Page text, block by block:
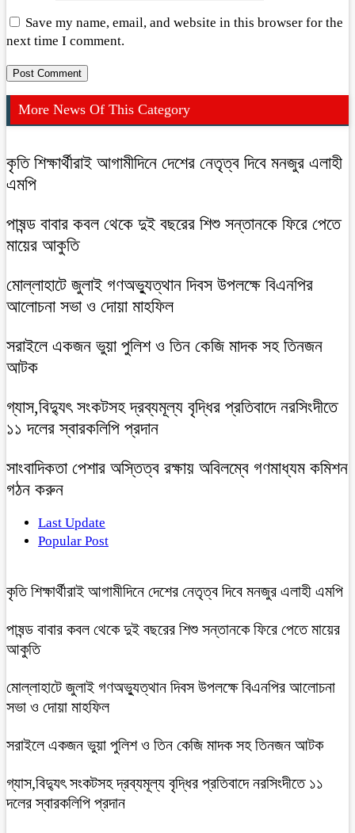
Save my name, email, and website in this browser for the
next time I comment.
More News Of This Category
কৃতি শিক্ষার্থীরাই আগামীদিনে দেশের নেতৃত্ব দিবে মনজুর এলাহী
এমপি
পাষন্ড বাবার কবল থেকে দুই বছরের শিশু সন্তানকে ফিরে পেতে
মায়ের আকুতি
মোল্লাহাটে জুলাই গণঅভ্যুত্থান দিবস উপলক্ষে বিএনপির
আলোচনা সভা ও দোয়া মাহফিল
সরাইলে একজন ভুয়া পুলিশ ও তিন কেজি মাদক সহ তিনজন
আটক
গ্যাস,বিদ্যুৎ সংকটসহ দ্রব্যমূল্য বৃদ্ধির প্রতিবাদে নরসিংদীতে
১১ দলের স্বারকলিপি প্রদান
সাংবাদিকতা পেশার অস্তিত্ব রক্ষায় অবিলম্বে গণমাধ্যম কমিশন
গঠন করুন
Last Update
Popular Post
কৃতি শিক্ষার্থীরাই আগামীদিনে দেশের নেতৃত্ব দিবে মনজুর এলাহী এমপি
পাষন্ড বাবার কবল থেকে দুই বছরের শিশু সন্তানকে ফিরে পেতে মায়ের
আকুতি
মোল্লাহাটে জুলাই গণঅভ্যুত্থান দিবস উপলক্ষে বিএনপির আলোচনা
সভা ও দোয়া মাহফিল
সরাইলে একজন ভুয়া পুলিশ ও তিন কেজি মাদক সহ তিনজন আটক
গ্যাস,বিদ্যুৎ সংকটসহ দ্রব্যমূল্য বৃদ্ধির প্রতিবাদে নরসিংদীতে ১১
দলের স্বারকলিপি প্রদান